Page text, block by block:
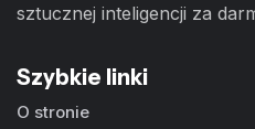
sztucznej inteligencji za
Szybkie linki
O stronie